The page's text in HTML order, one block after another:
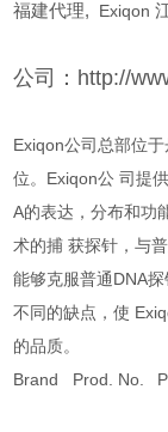
福建代理,
Exiqon
公司：http://
Exiqon公司总部位
位。Exiqon公 司提
A的表达，分布和功
术的捕 获探针，与
能够克服普通DNA
不同的缺点，使
的品质。
Brand
Prod. No.